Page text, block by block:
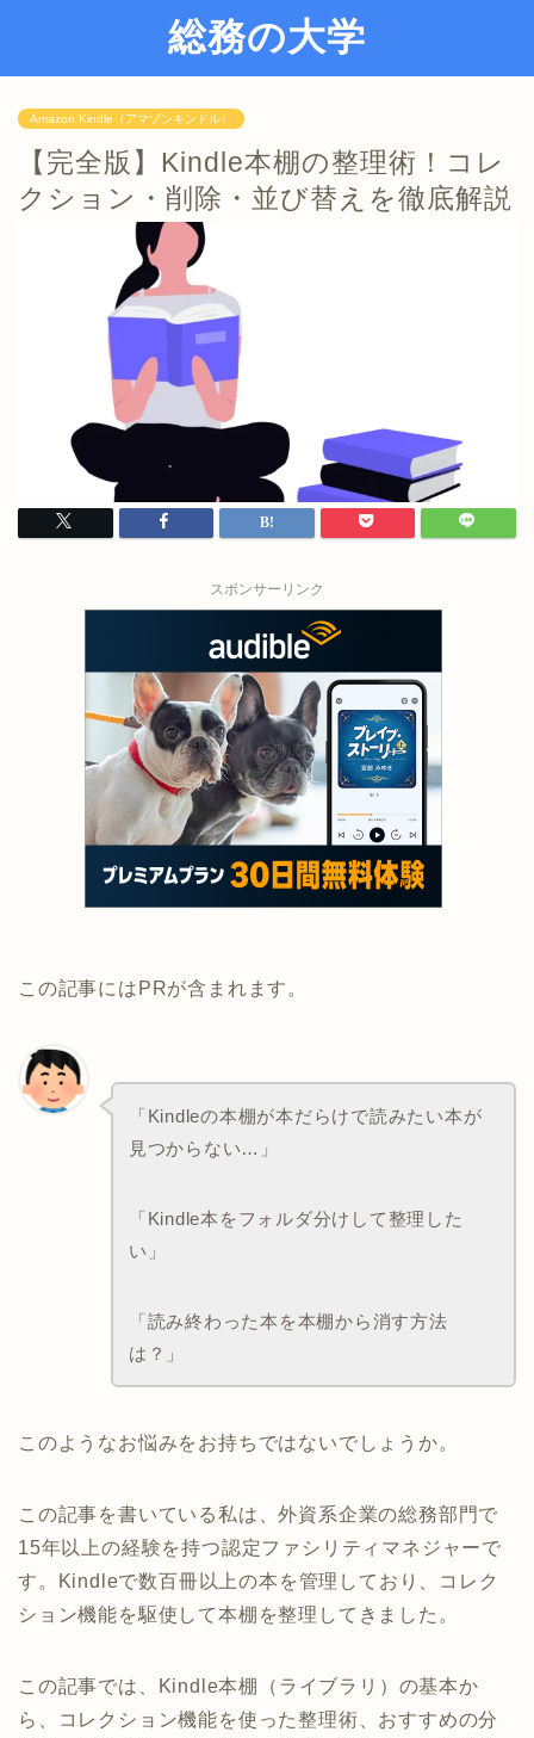
総務の大学
Amazon Kindle（アマゾンキンドル）
【完全版】Kindle本棚の整理術！コレ
クション・削除・並び替えを徹底解説
スポンサーリンク
この記事にはPRが含まれます。
「Kindleの本棚が本だらけで読みたい本が
見つからない…」
「Kindle本をフォルダ分けして整理した
い」
「読み終わった本を本棚から消す方法
は？」
このようなお悩みをお持ちではないでしょうか。
この記事を書いている私は、外資系企業の総務部門で
15年以上の経験を持つ認定ファシリティマネジャーで
す。Kindleで数百冊以上の本を管理しており、コレク
ション機能を駆使して本棚を整理してきました。
この記事では、Kindle本棚（ライブラリ）の基本か
ら、コレクション機能を使った整理術、おすすめの分